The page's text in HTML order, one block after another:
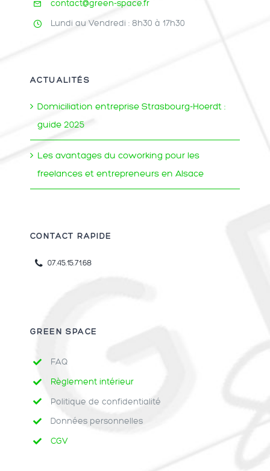
contact@green-space.fr
Lundi au Vendredi : 8h30 à 17h30
ACTUALITÉS
Domiciliation entreprise Strasbourg-Hoerdt :
guide 2025
Les avantages du coworking pour les
freelances et entrepreneurs en Alsace
CONTACT RAPIDE
07.45.15.71.68
GREEN SPACE
FAQ
Règlement intérieur
Politique de confidentialité
Données personnelles
CGV